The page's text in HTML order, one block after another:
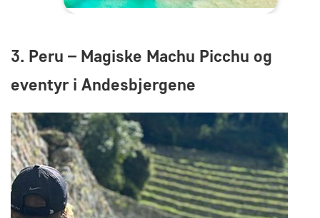
3. Peru – Magiske Machu Picchu og
eventyr i Andesbjergene